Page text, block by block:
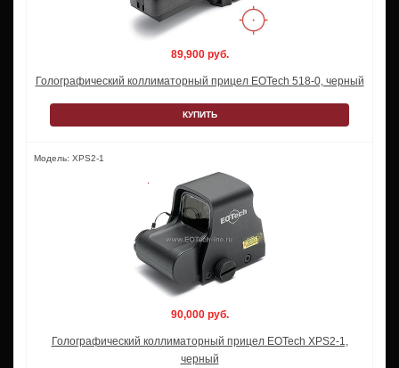
89,900 руб.
Голографический коллиматорный прицел EOTech 518-0, черный
КУПИТЬ
Модель: XPS2-1
90,000 руб.
Голографический коллиматорный прицел EOTech XPS2-1,
черный